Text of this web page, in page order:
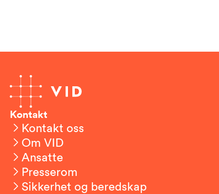
Kontakt
Kontakt oss
Om VID
Ansatte
Presserom
Sikkerhet og beredskap